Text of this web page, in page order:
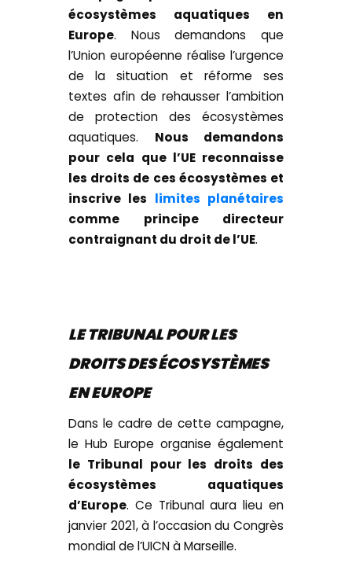
écosystèmes aquatiques en
Europe. Nous demandons que
l’Union européenne réalise l’urgence
de la situation et réforme ses
textes afin de rehausser l’ambition
de protection des écosystèmes
aquatiques. Nous demandons
pour cela que l’UE reconnaisse
les droits de ces écosystèmes et
inscrive les limites planétaires
comme principe directeur
contraignant du droit de l’UE.
LE TRIBUNAL POUR LES
DROITS DES ÉCOSYSTÈMES
EN EUROPE
Dans le cadre de cette campagne,
le Hub Europe organise également
le Tribunal pour les droits des
écosystèmes aquatiques
d’Europe. Ce Tribunal aura lieu en
janvier 2021, à l’occasion du Congrès
mondial de l’UICN à Marseille.